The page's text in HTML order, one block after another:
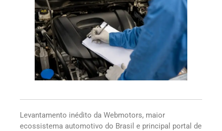
Levantamento inédito da Webmotors, maior
ecossistema automotivo do Brasil e principal portal de